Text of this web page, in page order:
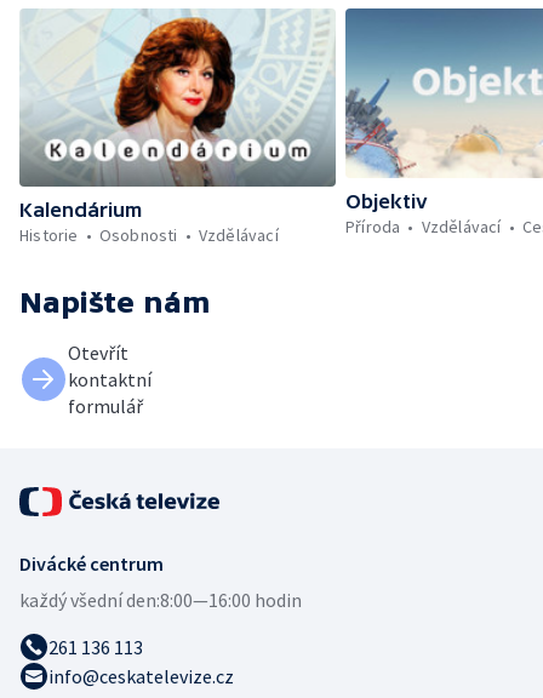
Kalendárium
Historie
Osobnosti Vzdělávací
Objektiv
Příroda
Vzdělávací
Napište nám
Otevřít
kontaktní
formulář
Divácké centrum
každý všední den:8:00—16:00 hodin
261 136 113
info@ceskatelevize.cz